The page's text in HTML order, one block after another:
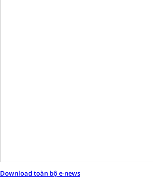
Download toàn bộ e-news